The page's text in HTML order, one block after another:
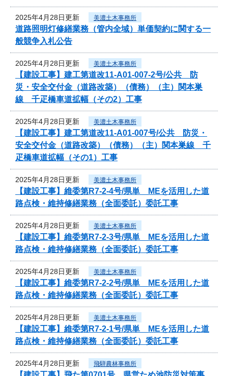
2025年4月28日更新 美濃土木事務所
道路照明灯修繕業務（管内全域）単価契約に関する一
般競争入札公告
2025年4月28日更新 美濃土木事務所
【建設工事】建工第道改11-A01-007-2号/公共 防
災・安全交付金（道路改築）（債務）（主）関本巣
線 千疋橋車道拡幅（その2）工事
2025年4月28日更新 美濃土木事務所
【建設工事】建工第道改11-A01-007号/公共 防災・
安全交付金（道路改築）（債務）（主）関本巣線 千
疋橋車道拡幅（その1）工事
2025年4月28日更新 美濃土木事務所
【建設工事】維委第R7-2-4号/県単 MEを活用した道
路点検・維持修繕業務（全面委託）委託工事
2025年4月28日更新 美濃土木事務所
【建設工事】維委第R7-2-3号/県単 MEを活用した道
路点検・維持修繕業務（全面委託）委託工事
2025年4月28日更新 美濃土木事務所
【建設工事】維委第R7-2-2号/県単 MEを活用した道
路点検・維持修繕業務（全面委託）委託工事
2025年4月28日更新 美濃土木事務所
【建設工事】維委第R7-2-1号/県単 MEを活用した道
路点検・維持修繕業務（全面委託）委託工事
2025年4月28日更新 飛騨農林事務所